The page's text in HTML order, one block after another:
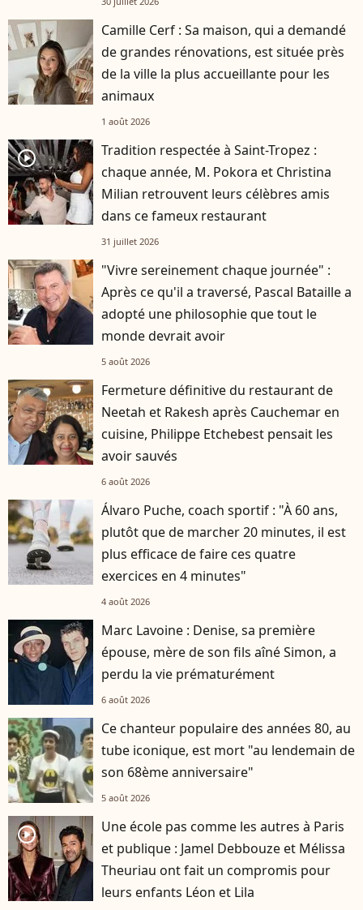
Camille Cerf : Sa maison, qui a demandé
de grandes rénovations, est située près
de la ville la plus accueillante pour les
animaux
1 août 2026
player2
Tradition respectée à Saint-Tropez :
chaque année, M. Pokora et Christina
Milian retrouvent leurs célèbres amis
dans ce fameux restaurant
31 juillet 2026
"Vivre sereinement chaque journée" :
Après ce qu'il a traversé, Pascal Bataille a
adopté une philosophie que tout le
monde devrait avoir
5 août 2026
Fermeture définitive du restaurant de
Neetah et Rakesh après Cauchemar en
cuisine, Philippe Etchebest pensait les
avoir sauvés
6 août 2026
Álvaro Puche, coach sportif : "À 60 ans,
plutôt que de marcher 20 minutes, il est
plus efficace de faire ces quatre
exercices en 4 minutes"
4 août 2026
Marc Lavoine : Denise, sa première
épouse, mère de son fils aîné Simon, a
perdu la vie prématurément
6 août 2026
Ce chanteur populaire des années 80, au
tube iconique, est mort "au lendemain de
son 68ème anniversaire"
5 août 2026
player2
Une école pas comme les autres à Paris
et publique : Jamel Debbouze et Mélissa
Theuriau ont fait un compromis pour
leurs enfants Léon et Lila